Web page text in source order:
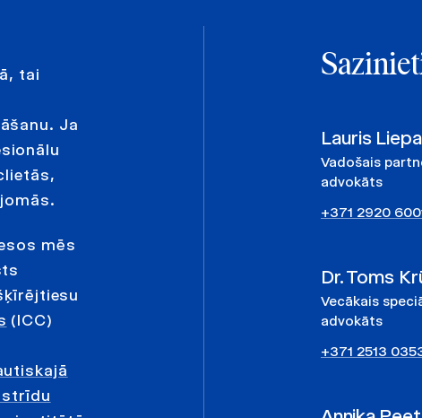
tai
Ja
mēs
(ICC)
strīdu
Lauris
Vadošais
advokāts
+371 2920
Dr. Toms
Vecākais
advokāts
+371 2513